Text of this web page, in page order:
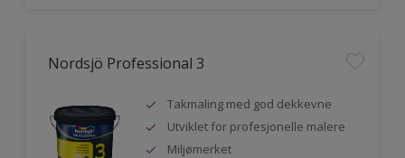
Nordsjö Professional 3
Takmaling med god dekkevne
Utviklet for profesjonelle malere
Miljømerket